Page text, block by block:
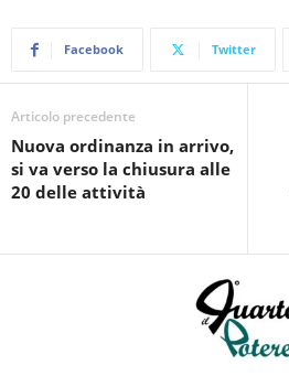
Facebook Twitter
Articolo precedente
Nuova ordinanza in arrivo,
si va verso la chiusura alle
20 delle attività